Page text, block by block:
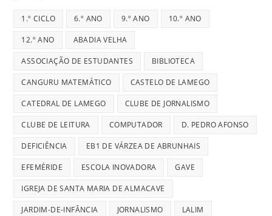
1.º CICLO 6.º ANO 9.º ANO 10.º ANO
12.º ANO ABADIA VELHA
ASSOCIAÇÃO DE ESTUDANTES BIBLIOTECA
CANGURU MATEMÁTICO CASTELO DE LAMEGO
CATEDRAL DE LAMEGO CLUBE DE JORNALISMO
CLUBE DE LEITURA COMPUTADOR D. PEDRO AFONSO
DEFICIÊNCIA EB1 DE VÁRZEA DE ABRUNHAIS
EFEMÉRIDE ESCOLA INOVADORA GAVE
IGREJA DE SANTA MARIA DE ALMACAVE
JARDIM-DE-INFÂNCIA JORNALISMO LALIM